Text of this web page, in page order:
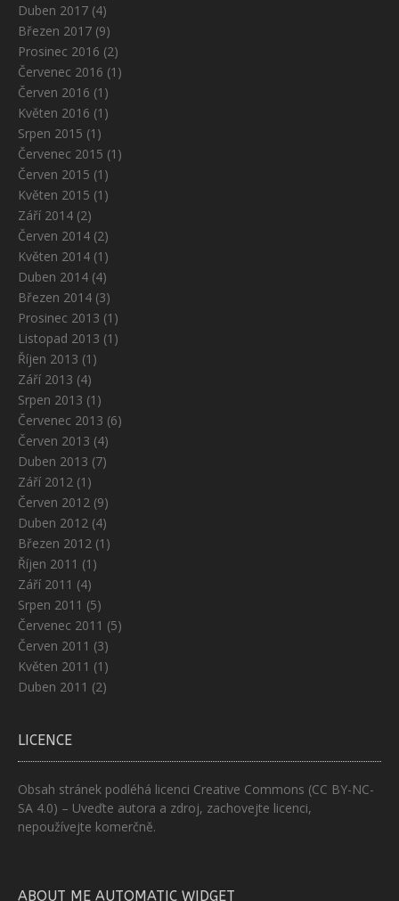
Duben 2017 (4)
Březen 2017 (9)
Prosinec 2016 (2)
Červenec 2016 (1)
Červen 2016 (1)
Květen 2016 (1)
Srpen 2015 (1)
Červenec 2015 (1)
Červen 2015 (1)
Květen 2015 (1)
Září 2014 (2)
Červen 2014 (2)
Květen 2014 (1)
Duben 2014 (4)
Březen 2014 (3)
Prosinec 2013 (1)
Listopad 2013 (1)
Říjen 2013 (1)
Září 2013 (4)
Srpen 2013 (1)
Červenec 2013 (6)
Červen 2013 (4)
Duben 2013 (7)
Září 2012 (1)
Červen 2012 (9)
Duben 2012 (4)
Březen 2012 (1)
Říjen 2011 (1)
Září 2011 (4)
Srpen 2011 (5)
Červenec 2011 (5)
Červen 2011 (3)
Květen 2011 (1)
Duben 2011 (2)
LICENCE
Obsah stránek podléhá licenci Creative Commons (CC BY-NC-
SA 4.0) – Uveďte autora a zdroj, zachovejte licenci,
nepoužívejte komerčně.
ABOUT ME AUTOMATIC WIDGET